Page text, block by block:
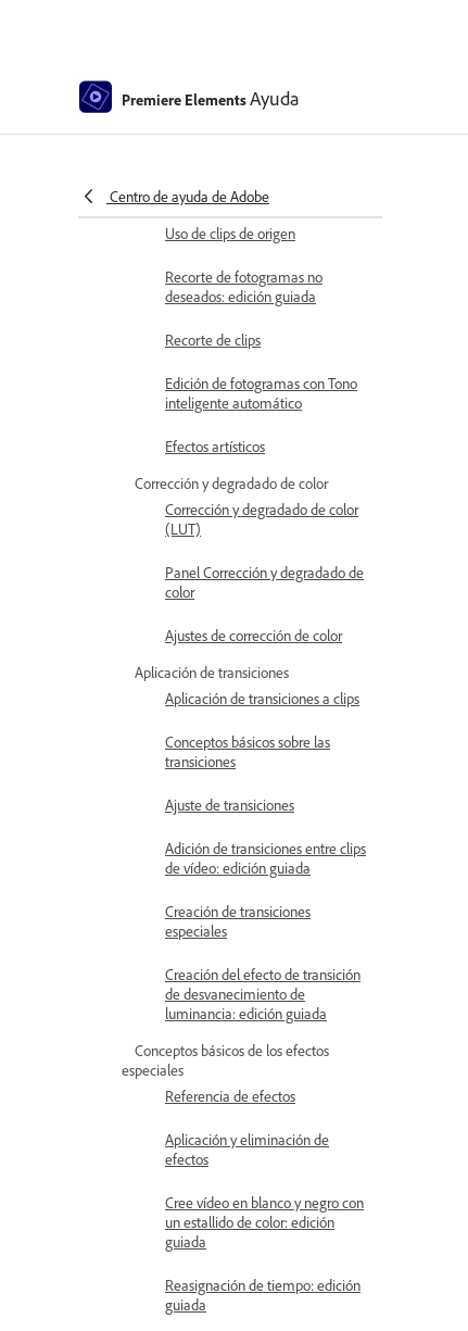
Premiere ElementsAyuda
Centro de ayuda de Adobe
Estabilización de la secuencia de
Sustitución de material de archivo
Uso de clips de origen
Recorte de fotogramas no
deseados: edición guiada
Recorte de clips
Edición de fotogramas con Tono
inteligente automático
Efectos artísticos
Corrección y degradado de color
Corrección y degradado de color
(LUT)
Panel Corrección y degradado de
color
Ajustes de corrección de color
Aplicación de transiciones
Aplicación de transiciones a clips
Conceptos básicos sobre las
transiciones
Ajuste de transiciones
Adición de transiciones entre clips
de vídeo: edición guiada
Creación de transiciones
especiales
Creación del efecto de transición
de desvanecimiento de
luminancia: edición guiada
Conceptos básicos de los efectos
especiales
Referencia de efectos
Aplicación y eliminación de
efectos
Cree vídeo en blanco y negro con
un estallido de color: edición
guiada
Reasignación de tiempo: edición
guiada